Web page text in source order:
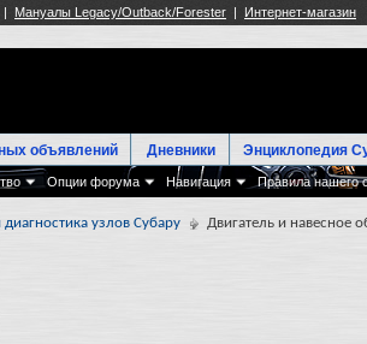
Опции форума Навигация Правила нашего
объявлений Дневники Энциклопедия
узлов Субару Двигатель и навесное